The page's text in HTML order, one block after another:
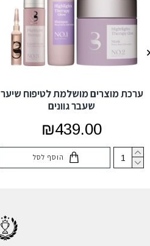
ערכת מוצרים מושלמת לטיפוח שיער
שעבר גוונים
₪439.00
הוסף לסל